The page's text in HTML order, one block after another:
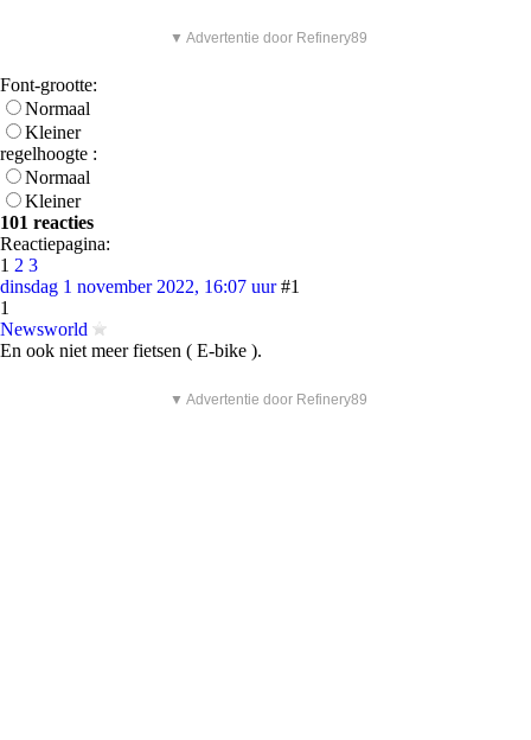
▼ Advertentie door Refinery89
Font-grootte:
Normaal
Kleiner
regelhoogte :
Normaal
Kleiner
101 reacties
Reactiepagina:
1 2 3
dinsdag 1 november 2022, 16:07 uur #1
1
Newsworld
En ook niet meer fietsen ( E-bike ).
▼ Advertentie door Refinery89